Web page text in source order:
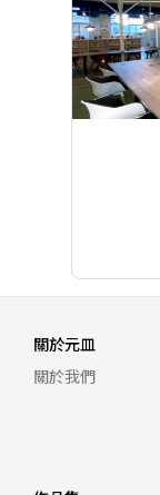
關於元皿
關於我們